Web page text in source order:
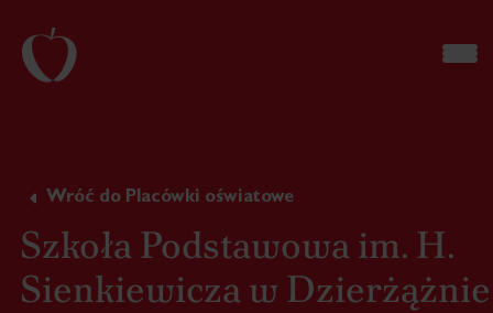
Wróć do Placówki oświatowe
Szkoła Podstawowa im. H.
Sienkiewicza w Dzierżążnie